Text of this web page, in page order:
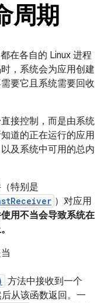
周期
在各自的 Linux 进程
，系统会为应用创建
要它且系统需要回收
接控制， 而是由系统
道的正在运行的应用
及系统中可用的总内
特别是
）对应用
用不当会导致系统在
方法中接收到一个
从该函数返回。一